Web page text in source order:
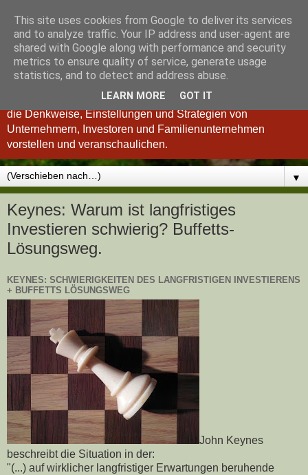
Königsinvestor
"Wer verstanden hat, was einen guten Investor ausmacht, ist
auch ein besserer Unternehmer und umgekehrt." so Charlie
Munger. Deshalb möchten wir Ihnen im Königsinvestor-Blog
die Denkweise, Einstellungen und Strategien von
Unternehmern, Investoren und Familienunternehmen
vorstellen und veranschaulichen.
▼
Keynes: Warum ist langfristiges
Investieren schwierig? Buffetts-
Lösungsweg.
KEYNES: SCHWIERIGKEITEN DES LANGFRISTIGEN INVESTIERENS
+ BUFFETTS LÖSUNGSWEG
John Keynes
beschreibt die Situation in der:
"(...) auf wirklicher langfristiger Erwartungen beruhende
This site uses cookies from Google to deliver its services
and to analyze traffic. Your IP address and user-agent are
shared with Google along with performance and security
metrics to ensure quality of service, generate usage
statistics, and to detect and address abuse.
LEARN MORE GOT IT